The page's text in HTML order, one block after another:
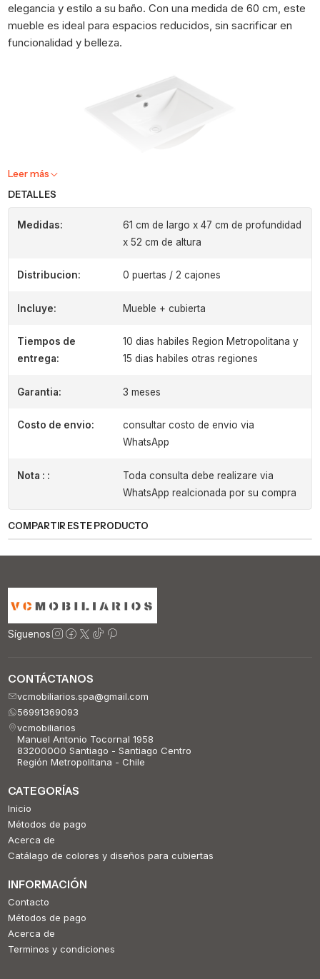
elegancia y estilo a su baño. Con una medida de 60 cm, este
mueble es ideal para espacios reducidos, sin sacrificar en
funcionalidad y belleza.
Leer más
DETALLES
Medidas:
61 cm de largo x 47 cm de profundidad
x 52 cm de altura
Distribucion: 0 puertas / 2 cajones
Incluye: Mueble + cubierta
Tiempos de
entrega:
10 dias habiles Region Metropolitana y
15 dias habiles otras regiones
Garantia: 3 meses
Costo de envio:
consultar costo de envio via
WhatsApp
Nota : :
Toda consulta debe realizare via
WhatsApp realcionada por su compra
COMPARTIR ESTE PRODUCTO
Síguenos
CONTÁCTANOS
vcmobiliarios.spa@gmail.com
56991369093
vcmobiliarios
Manuel Antonio Tocornal 1958
83200000 Santiago - Santiago Centro
Región Metropolitana - Chile
CATEGORÍAS
Inicio
Métodos de pago
Acerca de
Catálago de colores y diseños para cubiertas
INFORMACIÓN
Contacto
Métodos de pago
Acerca de
Terminos y condiciones